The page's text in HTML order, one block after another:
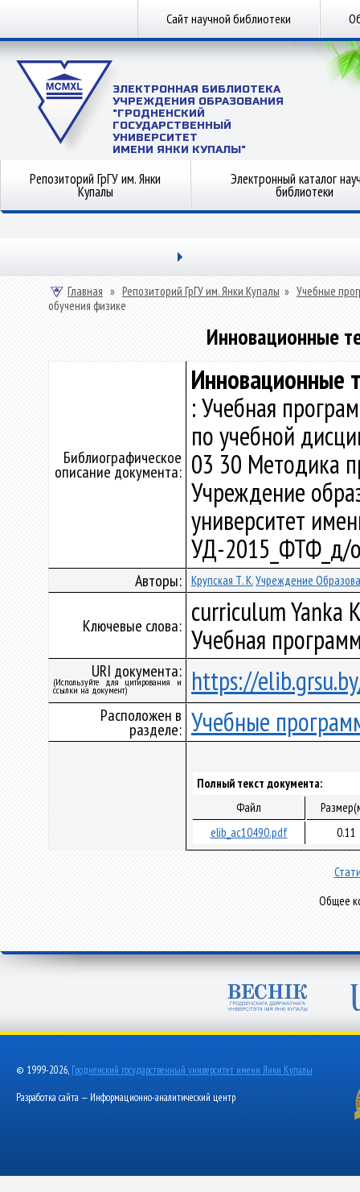
Сайт научной библиотеки
ЭЛЕКТРОННАЯ БИБЛИОТЕКА
УЧРЕЖДЕНИЯ ОБРАЗОВАНИЯ
"ГРОДНЕНСКИЙ
ГОСУДАРСТВЕННЫЙ
УНИВЕРСИТЕТ
ИМЕНИ ЯНКИ КУПАЛЫ"
Репозиторий ГрГУ им. Янки
Купалы
Электронный каталог
библиотеки
Главная » Репозиторий ГрГУ им. Янки Купалы » Учебные
обучения физике
Инновационные
Библиографическое
описание документа:
Инновационные
: Учебная
по учебной
03 30 Методика
Учреждение
университет
УД-2015_ФТФ_д/
Авторы: Крупская Т. К.Учреждение
Ключевые слова: curriculum Yanka
Учебная
URI документа:
(Используйте для цитирования и
ссылки на документ) https://
Расположен в
разделе: Учебные
Полный текст документа:
Файл
elib_ac10490.pdf
0.11
Общее
© 1999-2026, Гродненский государственный университет имени Янки Купалы
Разработка сайта — Информационно-аналитический центр